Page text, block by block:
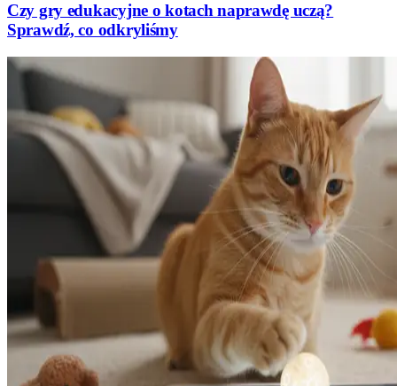
Czy gry edukacyjne o kotach naprawdę uczą?
Sprawdź, co odkryliśmy